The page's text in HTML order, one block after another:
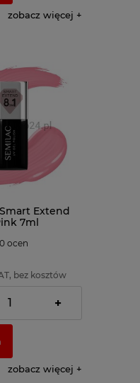
zobacz więcej
Extend
7ml
0 ocen
bez kosztów
zł )
+
zobacz więcej